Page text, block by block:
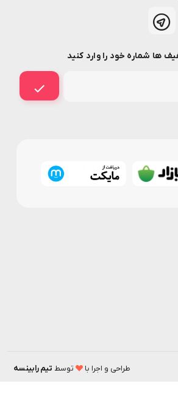
ها شماره خود را وارد کنید
طراحی و اجرا با توسط تیم رابینسه